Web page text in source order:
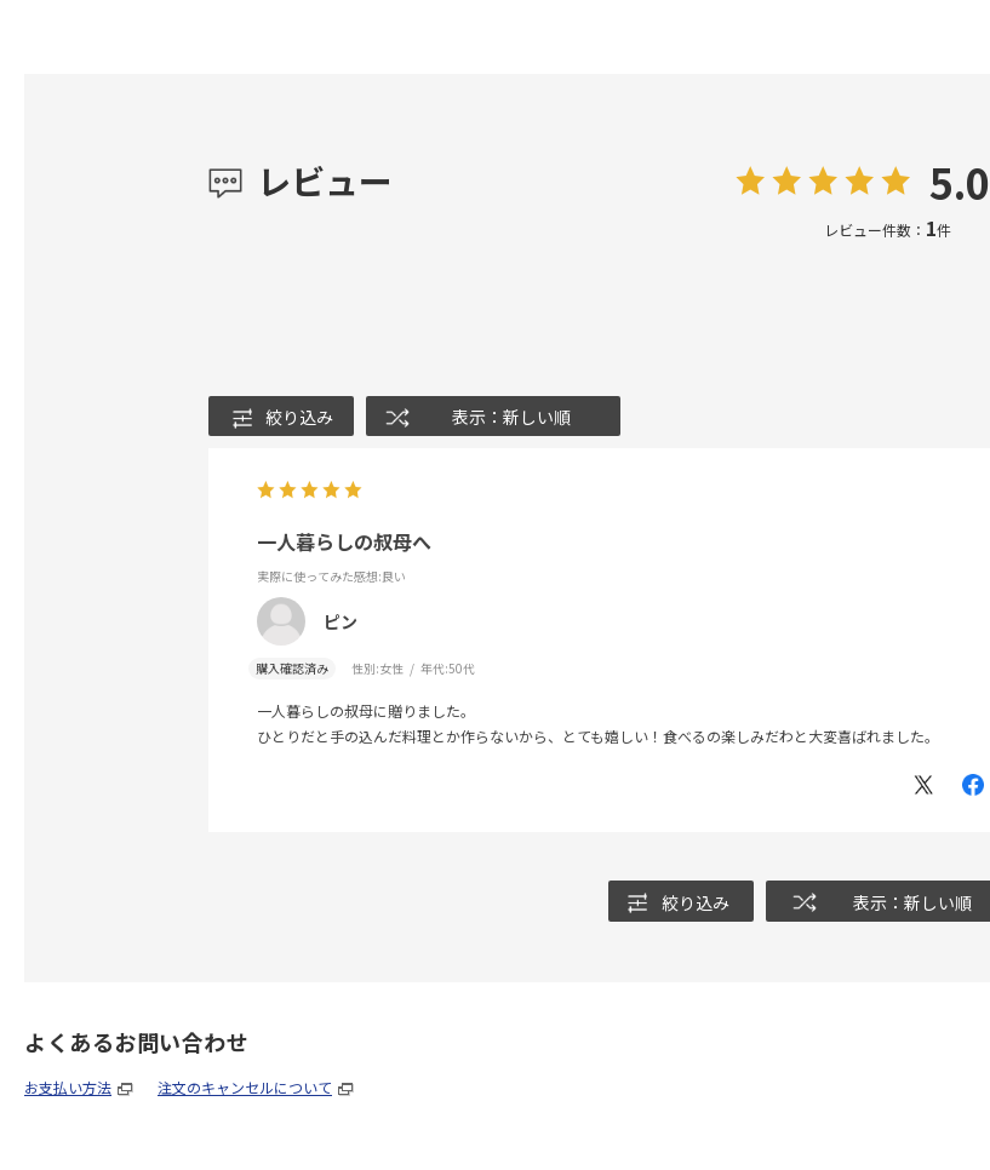
レビュー 5.0
レビュー件数： 1件
絞り込み 表示：新しい順
一人暮らしの叔母へ
実際に使ってみた感想:良い
ピン
購入確認済み 性別:女性 年代:50代
一人暮らしの叔母に贈りました。
ひとりだと手の込んだ料理とか作らないから、とても嬉しい！食べるの楽しみだわと大変喜ばれました。
絞り込み 表示：新しい順
よくあるお問い合わせ
お支払い方法 注文のキャンセルについて